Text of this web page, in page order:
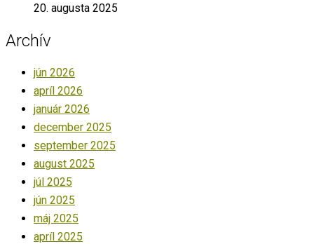
20. augusta 2025
Archív
jún 2026
apríl 2026
január 2026
december 2025
september 2025
august 2025
júl 2025
jún 2025
máj 2025
apríl 2025